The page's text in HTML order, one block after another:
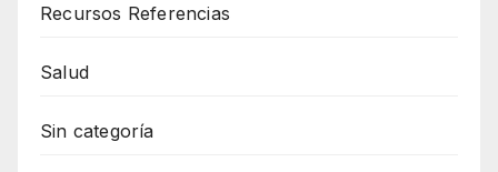
Recursos Referencias
Salud
Sin categoría